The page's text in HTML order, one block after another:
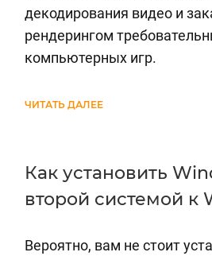
декодирования видео и
рендерингом
компьютерных игр.
ЧИТАТЬ ДАЛЕЕ
Как установить
второй системой к
Вероятно, вам не стоит